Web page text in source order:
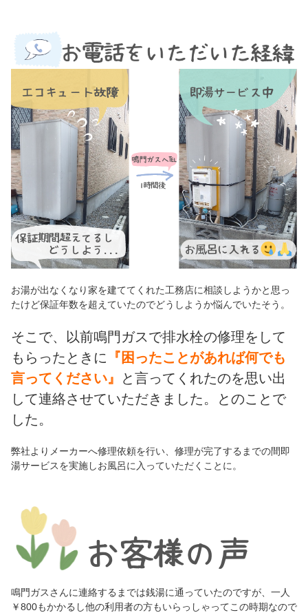
お湯が出なくなり家を建ててくれた工務店に相談しようかと思っ
たけど保証年数を超えていたのでどうしようか悩んでいたそう。
そこで、以前鳴門ガスで排水栓の修理をして
もらったときに 『困ったことがあれば何でも
言ってください』
と言ってくれたのを思い出
して連絡させていただきました。とのことで
した。
弊社よりメーカーへ修理依頼を行い、修理が完了するまでの間即
湯サービスを実施しお風呂に入っていただくことに。
鳴門ガスさんに連絡するまでは銭湯に通っていたのですが、一人
￥800もかかるし他の利用者の方もいらっしゃってこの時期なので